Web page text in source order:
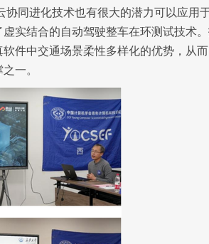
协同进化技术也有很大的潜力可以应用
虚实结合的自动驾驶整车在环测试技术。
件中交通场景柔性多样化的优势，从
一。